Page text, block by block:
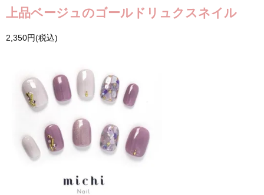
上品ベージュのゴールドリュクスネイル
2,350円(税込)